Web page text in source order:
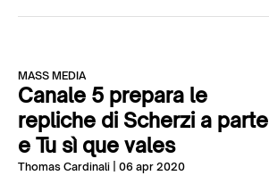
MASS MEDIA
Canale 5 prepara le
repliche di Scherzi a parte
e Tu sì que vales
Thomas Cardinali | 06 apr 2020